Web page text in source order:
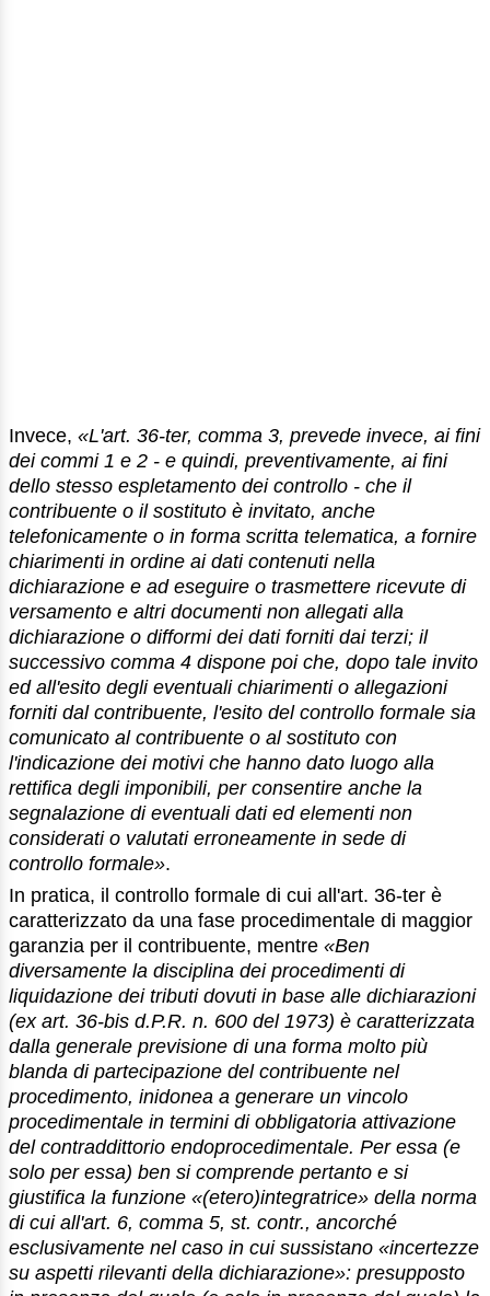
Invece, «L'art. 36-ter, comma 3, prevede invece, ai fini
dei commi 1 e 2 - e quindi, preventivamente, ai fini
dello stesso espletamento dei controllo - che il
contribuente o il sostituto è invitato, anche
telefonicamente o in forma scritta telematica, a fornire
chiarimenti in ordine ai dati contenuti nella
dichiarazione e ad eseguire o trasmettere ricevute di
versamento e altri documenti non allegati alla
dichiarazione o difformi dei dati forniti dai terzi; il
successivo comma 4 dispone poi che, dopo tale invito
ed all'esito degli eventuali chiarimenti o allegazioni
forniti dal contribuente, l'esito del controllo formale sia
comunicato al contribuente o al sostituto con
l'indicazione dei motivi che hanno dato luogo alla
rettifica degli imponibili, per consentire anche la
segnalazione di eventuali dati ed elementi non
considerati o valutati erroneamente in sede di
controllo formale».
In pratica, il controllo formale di cui all'art. 36-ter è
caratterizzato da una fase procedimentale di maggior
garanzia per il contribuente, mentre «Ben
diversamente la disciplina dei procedimenti di
liquidazione dei tributi dovuti in base alle dichiarazioni
(ex art. 36-bis d.P.R. n. 600 del 1973) è caratterizzata
dalla generale previsione di una forma molto più
blanda di partecipazione del contribuente nel
procedimento, inidonea a generare un vincolo
procedimentale in termini di obbligatoria attivazione
del contraddittorio endoprocedimentale. Per essa (e
solo per essa) ben si comprende pertanto e si
giustifica la funzione «(etero)integratrice» della norma
di cui all'art. 6, comma 5, st. contr., ancorché
esclusivamente nel caso in cui sussistano «incertezze
su aspetti rilevanti della dichiarazione»: presupposto